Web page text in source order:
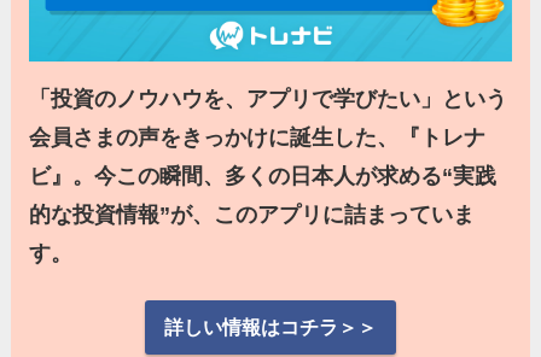
「投資のノウハウを、アプリで学びたい」という
会員さまの声をきっかけに誕生した、『トレナ
ビ』。今この瞬間、多くの日本人が求める“実践
的な投資情報”が、このアプリに詰まっていま
す。
詳しい情報はコチラ＞＞